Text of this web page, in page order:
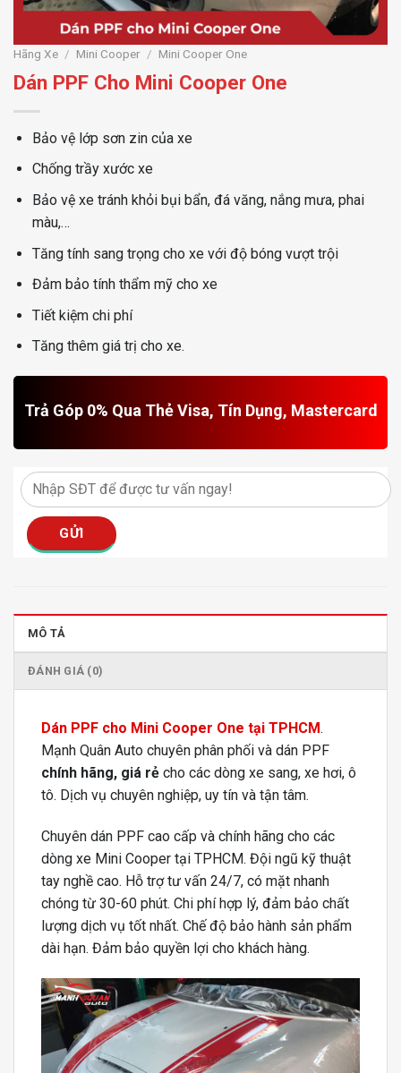
Hãng Xe / Mini Cooper / Mini Cooper One
Dán PPF Cho Mini Cooper One
Bảo vệ lớp sơn zin của xe
Chống trầy xước xe
Bảo vệ xe tránh khỏi bụi bẩn, đá văng, nắng mưa, phai
màu,…
Tăng tính sang trọng cho xe với độ bóng vượt trội
Đảm bảo tính thẩm mỹ cho xe
Tiết kiệm chi phí
Tăng thêm giá trị cho xe.
Trả Góp 0% Qua Thẻ Visa, Tín Dụng, Mastercard
MÔ TẢ
ĐÁNH GIÁ (0)
Dán PPF cho Mini Cooper One tại TPHCM.
Mạnh Quân Auto chuyên phân phối và dán PPF
chính hãng, giá rẻ cho các dòng xe sang, xe hơi, ô
tô. Dịch vụ chuyên nghiệp, uy tín và tận tâm.
Chuyên dán PPF cao cấp và chính hãng cho các
dòng xe Mini Cooper tại TPHCM. Đội ngũ kỹ thuật
tay nghề cao. Hỗ trợ tư vấn 24/7, có mặt nhanh
chóng từ 30-60 phút. Chi phí hợp lý, đảm bảo chất
lượng dịch vụ tốt nhất. Chế độ bảo hành sản phẩm
dài hạn. Đảm bảo quyền lợi cho khách hàng.